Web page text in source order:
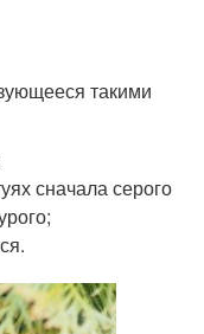
такими
сначала серого